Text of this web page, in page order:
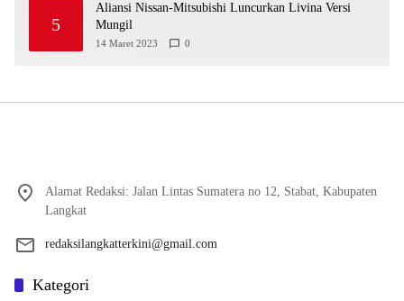
5
Aliansi Nissan-Mitsubishi Luncurkan Livina Versi
Mungil
14 Maret 2023 0
Alamat Redaksi: Jalan Lintas Sumatera no 12, Stabat, Kabupaten
Langkat
redaksilangkatterkini@gmail.com
Kategori